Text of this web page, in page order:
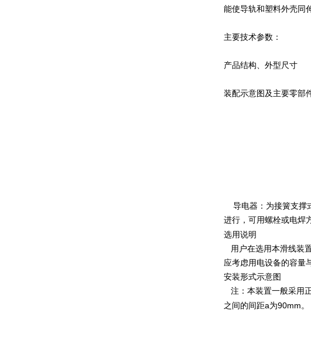
能使导轨和塑料外壳同
主要技术参数：
产品结构、外型尺寸
装配示意图及主要零部
导电器：为接簧支撑
进行，可用螺栓或电焊
选用说明
用户在选用本滑线装
应考虑用电设备的容量
安装形式示意图
注：本装置一般采用
之间的间距a为90mm。